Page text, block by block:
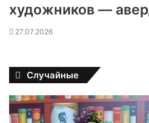
художников —
27.07.2026
Случайные
В
п